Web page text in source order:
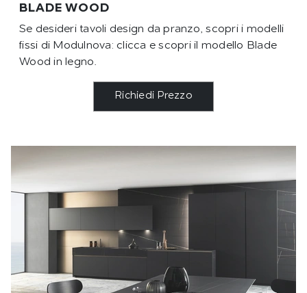
BLADE WOOD
Se desideri tavoli design da pranzo, scopri i modelli
fissi di Modulnova: clicca e scopri il modello Blade
Wood in legno.
Richiedi Prezzo